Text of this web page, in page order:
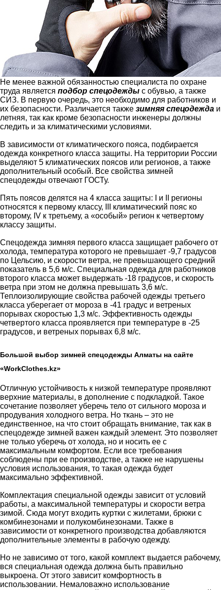
Не менее важной обязанностью специалиста по охране
труда является подбор спецодежды с обувью, а также
СИЗ. В первую очередь, это необходимо для работников и
их безопасности. Различается также зимняя спецодежда и
летняя, так как кроме безопасности инженеры должны
следить и за климатическими условиями.
В зависимости от климатического пояса, подбирается
одежда конкретного класса защиты. На территории России
выделяют 5 климатических поясов или регионов, а также
дополнительный особый. Все свойства зимней
спецодежды отвечают ГОСТу.
Пять поясов делятся на 4 класса защиты: І и ІІ регионы
относятся к первому классу, ІІІ климатический пояс ко
второму, ІV к третьему, а «особый» регион к четвертому
классу защиты.
Спецодежда зимняя первого класса защищает рабочего от
холода, температура которого не превышает -9,7 градусов
по Цельсию, и скорости ветра, не превышающего средний
показатель в 5,6 м/с. Специальная одежда для работников
второго класса может выдержать -18 градусов, и скорость
ветра при этом не должна превышать 3,6 м/с.
Теплоизолирующие свойства рабочей одежды третьего
класса уберегает от мороза в -41 градус и ветреных
порывах скоростью 1,3 м/c. Эффективность одежды
четвертого класса проявляется при температуре в -25
градусов, и ветреных порывах 6,8 м/c.
Большой выбор зимней спецодежды Алматы на сайте
«WorkClothes.kz»
Отличную устойчивость к низкой температуре проявляют
верхние материалы, в дополнение с подкладкой. Такое
сочетание позволяет уберечь тело от сильного мороза и
продувания холодного ветра. Но ткань – это не
единственное, на что стоит обращать внимание, так как в
спецодежде зимней важен каждый элемент. Это позволяет
не только уберечь от холода, но и носить ее с
максимальным комфортом. Если все требования
соблюдены при ее производстве, а также не нарушены
условия использования, то такая одежда будет
максимально эффективной.
Комплектация специальной одежды зависит от условий
работы, а максимальной температуры и скорости ветра
зимой. Сюда могут входить куртки с жилетами, брюки с
комбинезонами и полукомбинезонами. Также в
зависимости от конкретного производства добавляются
дополнительные элементы в рабочую одежду.
Но не зависимо от того, какой комплект выдается рабочему,
вся специальная одежда должна быть правильно
выкроена. От этого зависит комфортность в
использовании. Немаловажно использование